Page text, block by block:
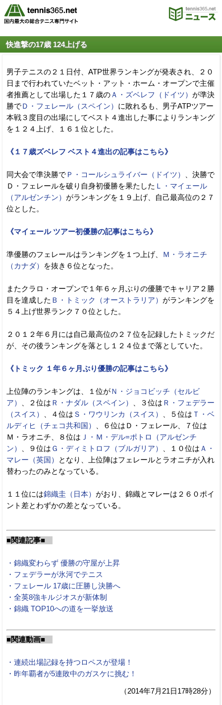
快進撃の17歳 124上げる
男子テニスの２１日付、ATP世界ランキングが発表され、２０
日まで行われていたベット・アット・ホーム・オープンで主催
者推薦として出場した１７歳のＡ・ズベレフ（ドイツ） が準決
勝でＤ・フェレール（スペイン） に敗れるも、男子ATPツアー
本戦３度目の出場にしてベスト４進出した事によりランキング
を１２４上げ、１６１位とした。
《１７歳ズベレフ ベスト４進出の記事はこちら》
同大会で準決勝で Ｐ・コールシュライバー（ドイツ）
、決勝で
Ｄ・フェレールを破り自身初優勝を果たした Ｌ・マイェール
（アルゼンチン） がランキングを１９上げ、自己最高位の２７
位とした。
《マイェール ツアー初優勝の記事はこちら》
準優勝のフェレールはランキングを１つ上げ、
Ｍ・ラオニチ
（カナダ）
を抜き６位となった。
またクラロ・オープンで１年６ヶ月ぶりの優勝でキャリア２勝
目を達成した Ｂ・トミック（オーストラリア） がランキングを
５４上げ世界ランク７０位とした。
２０１２年６月には自己最高位の２７位を記録したトミックだ
が、その後ランキングを落とし１２４位まで落としていた。
《トミック １年６ヶ月ぶり優勝の記事はこちら》
上位陣のランキングは、１位がＮ・ジョコビッチ（セルビ
ア）
、２位は Ｒ・ナダル（スペイン） 、３位は Ｒ・フェデラー
（スイス）
、４位は Ｓ・ワウリンカ（スイス） 、５位は Ｔ・ベ
ルディヒ（チェコ共和国）
、６位はＤ・フェレール、７位は
Ｍ・ラオニチ、８位は Ｊ・Ｍ・デル=ポトロ（アルゼンチ
ン）
、９位は Ｇ・ディミトロフ（ブルガリア） 、１０位は Ａ・
マレー（英国）
となり、上位陣はフェレールとラオニチが入れ
替わったのみとなっている。
１１位には錦織圭（日本） がおり、錦織とマレーは２６０ポイ
ント差とわずかの差となっている。
■関連記事■
・錦織変わらず 優勝の守屋が上昇
・フェデラーが氷河でテニス
・フェレール 17歳に圧勝し決勝へ
・全英8強キルジオスが新体制
・錦織 TOP10への道を一挙放送
■関連動画■
・連続出場記録を持つロペスが登場！
・昨年覇者が5連敗中のガスケに挑む！
（2014年7月21日17時28分）